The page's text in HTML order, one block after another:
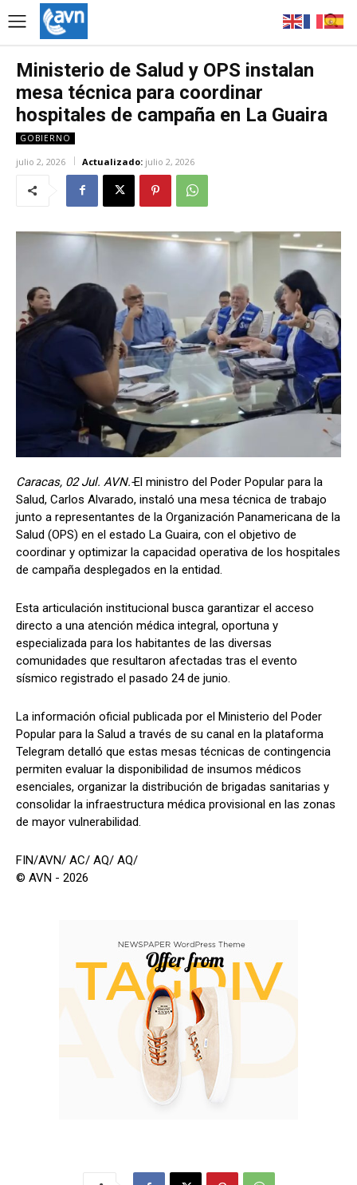
Ministerio de Salud y OPS instalan
mesa técnica para coordinar
hospitales de campaña en La Guaira
GOBIERNO
julio 2, 2026 Actualizado: julio 2, 2026
Caracas, 02 Jul. AVN.-El ministro del Poder Popular para la
Salud, Carlos Alvarado, instaló una mesa técnica de trabajo
junto a representantes de la Organización Panamericana de la
Salud (OPS) en el estado La Guaira, con el objetivo de
coordinar y optimizar la capacidad operativa de los hospitales
de campaña desplegados en la entidad.
Esta articulación institucional busca garantizar el acceso
directo a una atención médica integral, oportuna y
especializada para los habitantes de las diversas
comunidades que resultaron afectadas tras el evento
sísmico registrado el pasado 24 de junio.
La información oficial publicada por el Ministerio del Poder
Popular para la Salud a través de su canal en la plataforma
Telegram detalló que estas mesas técnicas de contingencia
permiten evaluar la disponibilidad de insumos médicos
esenciales, organizar la distribución de brigadas sanitarias y
consolidar la infraestructura médica provisional en las zonas
de mayor vulnerabilidad.
FIN/AVN/ AC/ AQ/ AQ/
© AVN - 2026